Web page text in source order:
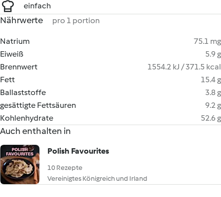
einfach
Nährwerte pro 1 portion
Natrium
75.1 mg
Eiweiß
5.9 g
Brennwert
1554.2 kJ / 371.5 kcal
Fett
15.4 g
Ballaststoffe
3.8 g
gesättigte Fettsäuren
9.2 g
Kohlenhydrate
52.6 g
Auch enthalten in
Polish Favourites
10 Rezepte
Vereinigtes Königreich und Irland